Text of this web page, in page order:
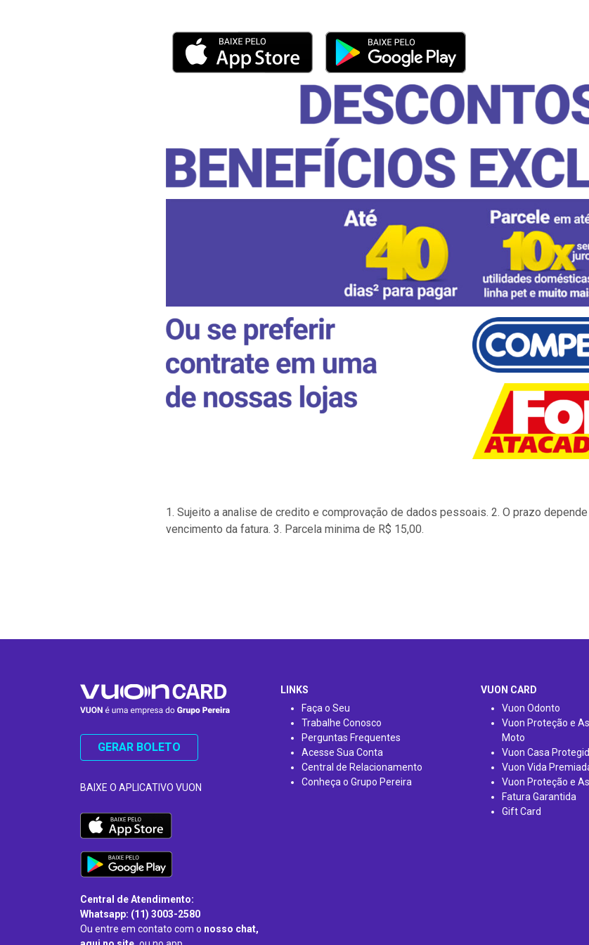
1. Sujeito a analise de credito e comprovação de dados pessoais. 2. O prazo
vencimento da fatura. 3. Parcela minima de R$ 15,00.
GERAR BOLETO
BAIXE O APLICATIVO VUON
Central de Atendimento:
Whatsapp: (11) 3003-2580
Ou entre em contato com o nosso chat,
LINKS
Faça o Seu
Trabalhe Conosco
Perguntas Frequentes
Acesse Sua Conta
Central de Relacionamento
Conheça o Grupo Pereira
VUON CARD
Vuon Odonto
Vuon Proteção e
Moto
Vuon Casa
Vuon Vida
Vuon Proteção e
Fatura Garantida
Gift Card